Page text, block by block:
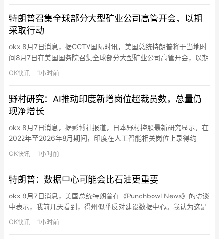
特朗普召集全球部分大型矿业公司高管开会，以期
采取行动
okx 8月7日消息，据CCTV国际时讯，美国总统特朗普将于当地时
间8月7日在美国国务院召集全球部分大型矿业公司高管开会，以期
采取行动，“保障美国及盟友的关键矿产供应”。路透社的报道称，
美国现正急需关键矿产来补充对伊朗战事期间耗损的武器库存。在
空拦截弹。美国国防官员和议员均警告称，鉴于现有产能受限，
补…
OK快讯 1小时前
野村研究：AI推动印度新增岗位超裁员数，总量仍
现净增长
okx 8月7日消息，据彭博社报道，日本野村控股最新研究显示，在
2022年至2026年8月期间，印度在人工智能相关岗位上录得约
8.31万次招聘，而裁员及自然流失约3.19万次，AI带来的新增就业
显著超过岗位减少。报告基于亚洲69个典型案例统计称，印度因体
机器人替代的客服与支持岗位，而新增岗位主要为…
OK快讯 1小时前
特朗普：数据中心可能会比石油更重要
okx 8月7日消息，美国总统特朗普在《Punchbowl News》的访谈
中表示，我前几天看到，得州似乎反对建设数据中心。我认为这是
一个错误。我并不是在表明立场——我只是觉得这是一个错误，因
为还有其他社区希望建设数据中心。当一个社区愿意接纳数据中心
OK快讯 1小时前